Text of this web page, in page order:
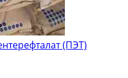
(ПЭТ)